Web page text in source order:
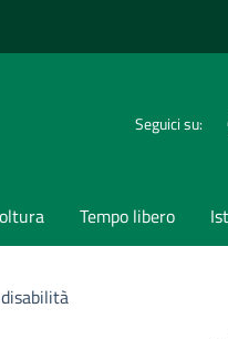
Seguici su:
Tempo libero